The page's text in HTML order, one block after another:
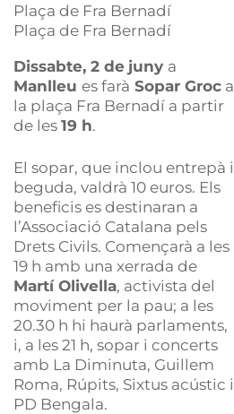
Plaça de Fra Bernadí
Plaça de Fra Bernadí
Dissabte, 2 de juny a
Manlleu es farà Sopar Groc a
la plaça Fra Bernadí a partir
de les19 h.
El sopar, que inclou entrepà i
beguda, valdrà 10 euros. Els
beneficis es destinaran a
l’Associació Catalana pels
Drets Civils. Començarà a les
19 h amb una xerrada de
Martí Olivella, activista del
moviment per la pau; a les
20.30 h hi haurà parlaments,
i, a les 21 h, sopar i concerts
amb La Diminuta, Guillem
Roma, Rúpits, Sixtus acústic i
PD Bengala.